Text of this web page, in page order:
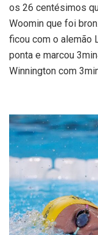
os 26 centésimos
Woomin que foi
ficou com o alemão
ponta e marcou
Winnington com